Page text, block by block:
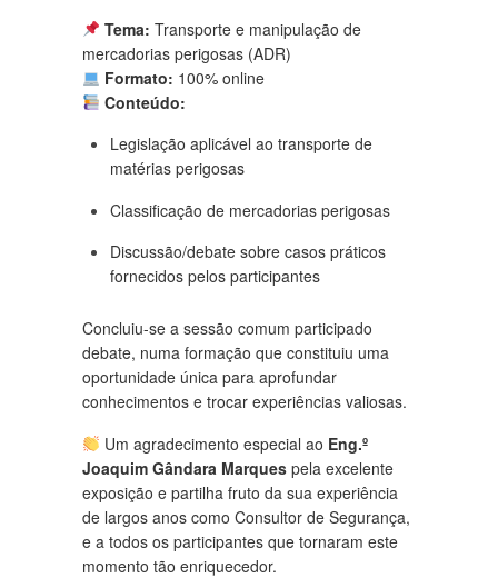
Tema: Transporte e manipulação de
mercadorias perigosas (ADR)
Formato: 100% online
Conteúdo:
Legislação aplicável ao transporte de
matérias perigosas
Classificação de mercadorias perigosas
Discussão/debate sobre casos práticos
fornecidos pelos participantes
Concluiu-se a sessão comum participado
debate, numa formação que constituiu uma
oportunidade única para aprofundar
conhecimentos e trocar experiências valiosas.
Um agradecimento especial ao Eng.º
Joaquim Gândara Marques pela excelente
exposição e partilha fruto da sua experiência
de largos anos como Consultor de Segurança,
e a todos os participantes que tornaram este
momento tão enriquecedor.